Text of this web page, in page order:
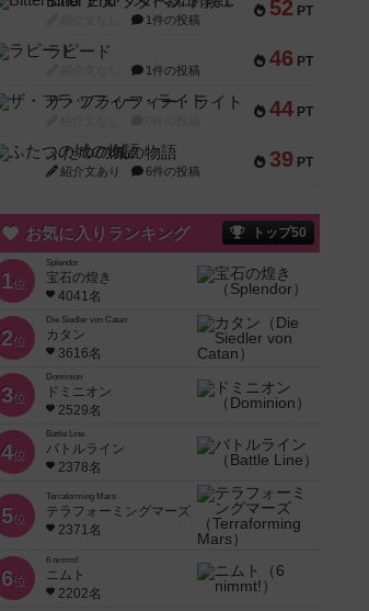
52 PT
1件の投稿
46 PT
ラピード
1件の投稿
44 PT
ザ・フラッフィー・ライト
39 PT
ふたつの城の物語
紹介文あり 6件の投稿
お気に入りランキング トップ50
1位
Splendor
宝石の煌き
4041名
2位
Die Siedler von Catan
カタン
3616名
3位
Dominion
ドミニオン
2529名
4位
Battle Line
バトルライン
2378名
5位
Terraforming Mars
テラフォーミングマーズ
2371名
6位
6 nimmt!
ニムト
2202名